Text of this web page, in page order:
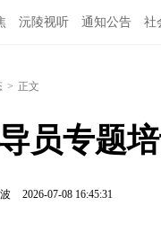
沅陵视听 通知公告 社
> 正文
员专题
2026-07-08 16:45:31